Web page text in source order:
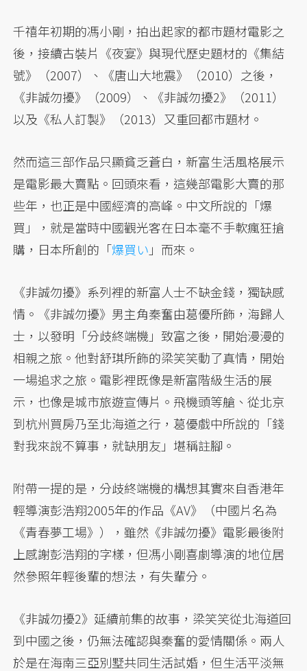
千禧年初期的馮小剛，拍出起家的都市題材電影之
後，接續古裝片《夜宴》與現代歷史題材的《集結
號》（2007）、《唐山大地震》（2010）之後，
《非誠勿擾》（2009）、《非誠勿擾2》（2011）
以及《私人訂製》（2013）又重回都市題材。
然而這三部作品只顯貧乏蒼白，新富生活風格展示
是電影最大賣點。回頭來看，這幾部電影大賣的那
些年，也正是中國經濟的高峰。中文所說的「爆
買」，就是當時中國觀光客在日本毫不手軟瘋狂搶
購，日本所創的「爆買い 」而來。
《非誠勿擾》系列裡的新富人士不缺金錢，獨缺感
情。《非誠勿擾》男主角秦奮由葛優所飾，海歸人
士，以發明「分歧終端機」致富之後，開始漫漫的
相親之旅。他對舒琪所飾的梁笑笑動了真情，開始
一場追求之旅。電影裡既像是新富階級生活的展
示，也像是城市旅遊宣傳片。飛機頭等艙、從北京
到杭州買房乃至北海道之行，葛優戲中所說的「錢
對我來說不算事，就缺朋友」堪稱註腳。
附帶一提的是，分歧終端機的構想其實來自香港年
輕導演彭浩翔2005年的作品《AV》（中國片名為
《青春夢工場》），雖然《非誠勿擾》電影最後附
上感謝彭浩翔的字樣，但馮小剛喜劇導演的地位居
然參照年輕後輩的想法，有失輩分。
《非誠勿擾2》延續前集的故事，梁笑笑從北海道回
到中國之後，仍無法確認與秦奮的愛情關係。兩人
於是在海南三亞別墅共同生活試婚，但生活平淡無